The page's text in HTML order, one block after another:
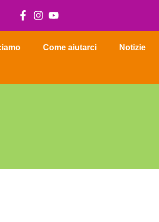
Come aiutarci Notizie